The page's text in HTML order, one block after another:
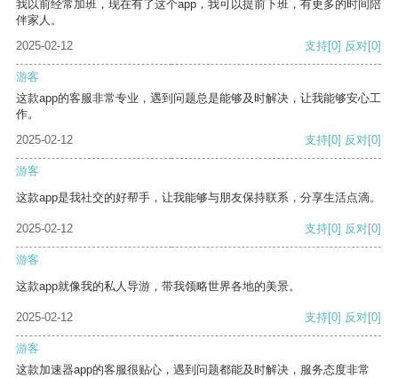
我以前经常加班，现在有了这个app，我可以提前下班，有更多的时间陪
伴家人。
2025-02-12
支持[0] 反对[0]
游客
这款app的客服非常专业，遇到问题总是能够及时解决，让我能够安心工
作。
2025-02-12
支持[0] 反对[0]
游客
这款app是我社交的好帮手，让我能够与朋友保持联系，分享生活点滴。
2025-02-12 支持[0] 反对[0]
游客
这款app就像我的私人导游，带我领略世界各地的美景。
2025-02-12 支持[0] 反对[0]
游客
这款加速器app的客服很贴心，遇到问题都能及时解决，服务态度非常